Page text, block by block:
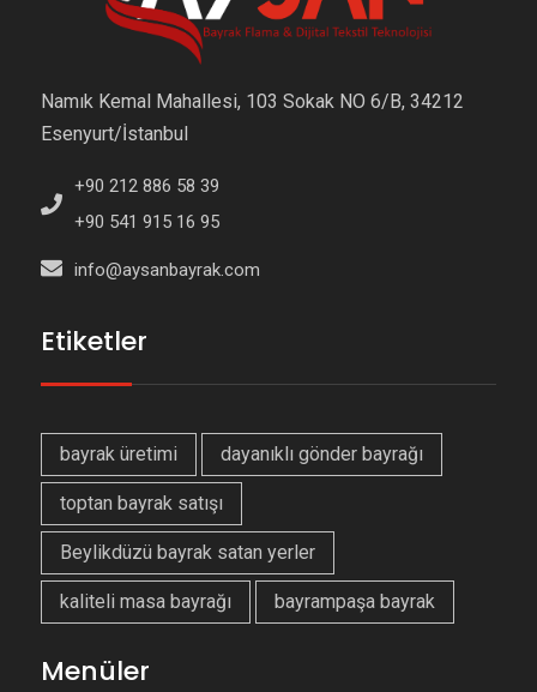
Namık Kemal Mahallesi, 103 Sokak NO 6/B, 34212
Esenyurt/İstanbul
+90 212 886 58 39
+90 541 915 16 95
info@aysanbayrak.com
Etiketler
bayrak üretimi dayanıklı gönder bayrağı
toptan bayrak satışı
Beylikdüzü bayrak satan yerler
kaliteli masa bayrağı bayrampaşa bayrak
Menüler